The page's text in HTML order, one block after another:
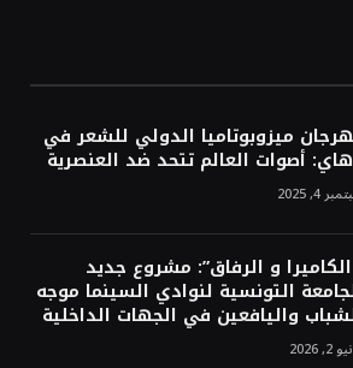
ميزوبوتاميا الدولي للشعر في
أصوات العالم تتحد ضد العنصرية
4, 2025
و الرفاق”: مشروع جديد
التونسية لنوادي السينما موجه
واليافعين في الجهات الداخلية
2026